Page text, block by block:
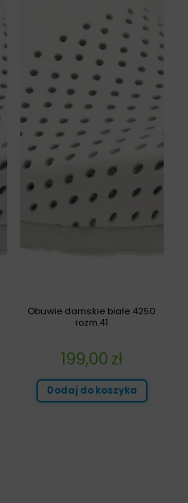
Obuwie damskie białe 4250
rozm.41
199,00 zł
Dodaj do koszyka